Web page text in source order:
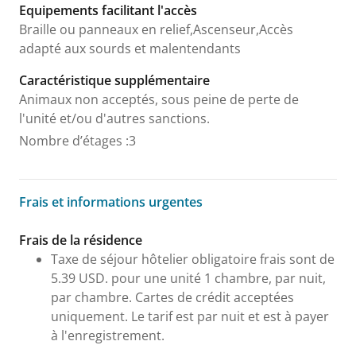
Equipements facilitant l'accès
Braille ou panneaux en relief,Ascenseur,Accès
adapté aux sourds et malentendants
Caractéristique supplémentaire
Animaux non acceptés, sous peine de perte de
l'unité et/ou d'autres sanctions.
Nombre d’étages :3
Frais et informations urgentes
Frais et informations urgentes
Frais de la résidence
Taxe de séjour hôtelier obligatoire frais sont de
5.39 USD. pour une unité 1 chambre, par nuit,
par chambre. Cartes de crédit acceptées
uniquement. Le tarif est par nuit et est à payer
à l'enregistrement.